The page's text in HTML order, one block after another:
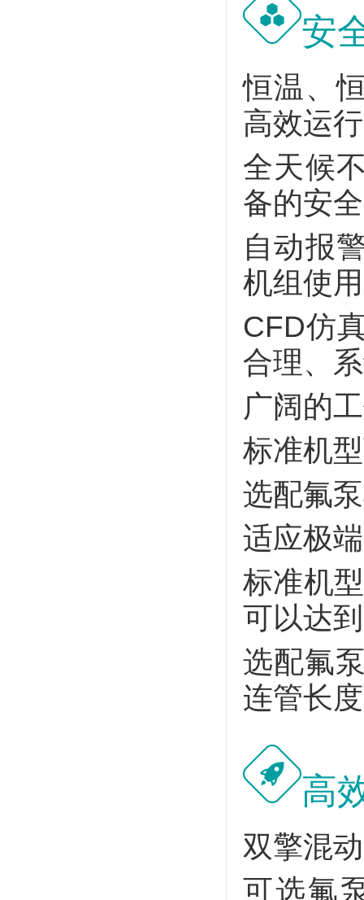
安
恒温、
高效运行
全天候
备的安
自动报
机组使
CFD仿
合理、
广阔的
标准机
选配氟
适应极
标准机
可以达
选配氟
连管长
高
双擎混
可选氟